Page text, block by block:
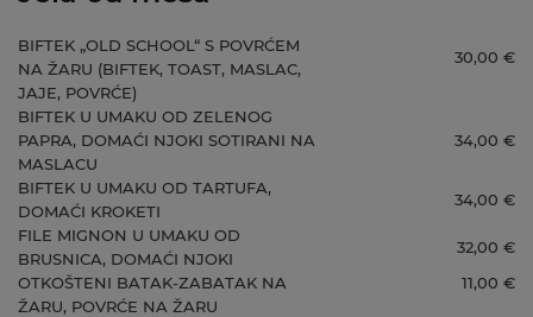
BIFTEK „OLD SCHOOL“ S POVRĆEM
NA ŽARU (BIFTEK, TOAST, MASLAC,
JAJE, POVRĆE)
30,00 €
BIFTEK U UMAKU OD ZELENOG
PAPRA, DOMAĆI NJOKI SOTIRANI NA
MASLACU
34,00 €
BIFTEK U UMAKU OD TARTUFA,
DOMAĆI KROKETI
34,00 €
FILE MIGNON U UMAKU OD
BRUSNICA, DOMAĆI NJOKI
32,00 €
OTKOŠTENI BATAK-ZABATAK NA
ŽARU, POVRĆE NA ŽARU
11,00 €